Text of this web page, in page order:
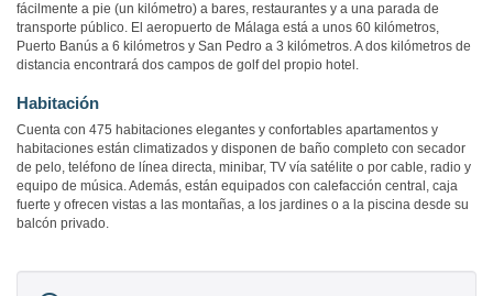
fácilmente a pie (un kilómetro) a bares, restaurantes y a una parada de
transporte público. El aeropuerto de Málaga está a unos 60 kilómetros,
Puerto Banús a 6 kilómetros y San Pedro a 3 kilómetros. A dos kilómetros de
distancia encontrará dos campos de golf del propio hotel.
Habitación
Cuenta con 475 habitaciones elegantes y confortables apartamentos y
habitaciones están climatizados y disponen de baño completo con secador
de pelo, teléfono de línea directa, minibar, TV vía satélite o por cable, radio y
equipo de música. Además, están equipados con calefacción central, caja
fuerte y ofrecen vistas a las montañas, a los jardines o a la piscina desde su
balcón privado.